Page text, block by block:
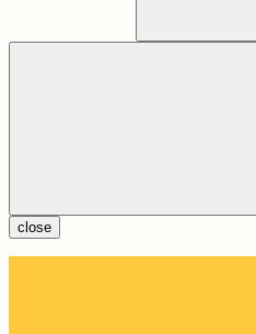
close